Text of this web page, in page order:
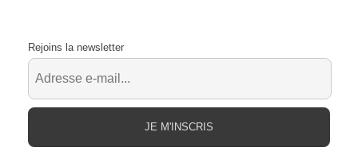
Rejoins la newsletter
JE M'INSCRIS